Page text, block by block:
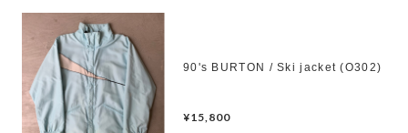
90's BURTON / Ski jacket (O302)
¥15,800